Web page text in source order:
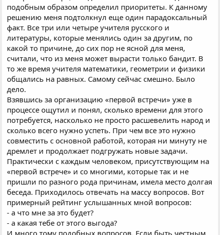
подобным образом определил приоритеты. К данному
решению меня подтолкнул еще один парадоксальный
факт. Все три или четыре учителя русского и
литературы, которые менялись один за другим, по
какой то причине, до сих пор не ясной для меня,
считали, что из меня может вырасти только бандит. В
то же время учителя математики, геометрии и физики
общались на равных. Самому сейчас смешно. Было
дело.
Взявшись за организацию «первой встречи» уже в
процессе ощутил и понял, сколько времени для этого
потребуется, насколько не просто расшевелить народ и
сколько всего нужно успеть. При чем все это нужно
совместить с основной работой, которая ни минуту не
дремлет и продолжает подгружать новые задачи.
Практически с каждым человеком, присутствующим на
«первой встрече» и со многими, которые так и не
пришли по разного рода причинам, имела место долгая
беседа. Приходилось отвечать на массу вопросов. Вот
примерный рейтинг услышанных мной вопросов:
- а что мне за это будет?
- а какая тебе от этого выгода?
И много тому подобных вопросов. Если быть честным